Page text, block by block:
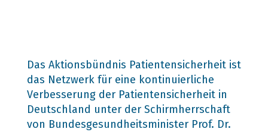
Das Aktionsbündnis Patientensicherheit ist
das Netzwerk für eine kontinuierliche
Verbesserung der Patientensicherheit in
Deutschland unter der Schirmherrschaft
von Bundesgesundheitsminister Prof. Dr.